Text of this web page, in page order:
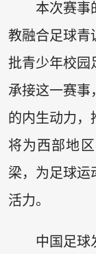
本次赛事
教融合足球青
批青少年校园
承接这一赛事
的内生动力，
将为西部地
梁，为足球运
活力。
中国足球